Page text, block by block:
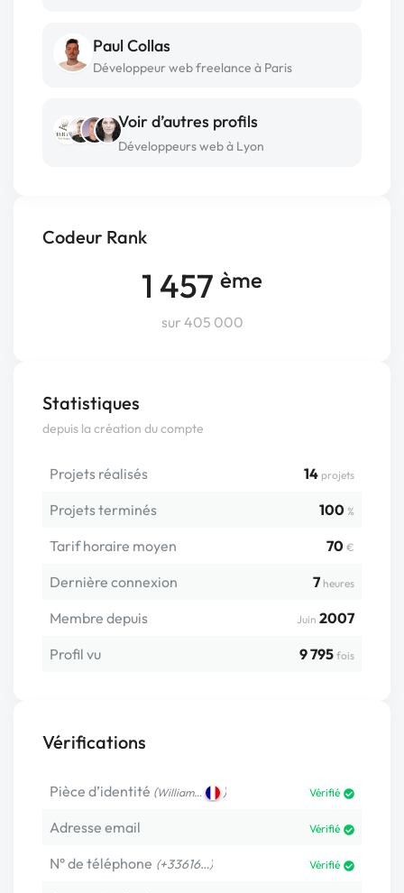
Codeur Rank
1 457 ème
sur 405 000
Statistiques
depuis la création du compte
Projets réalisés 14 projets
Projets terminés 100 %
Tarif horaire moyen 70 €
Dernière connexion 7 heures
Membre depuis Juin 2007
Profil vu
9 795 fois
Vérifications
Pièce d’identité (William… ) Vérifié
Adresse email Vérifié
N° de téléphone (+33616…) Vérifié
Paul Collas
Développeur web freelance à Paris
Voir d’autres profils
Développeurs web à Lyon